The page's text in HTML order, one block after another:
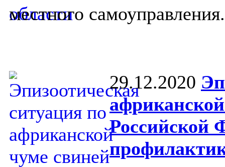
местного самоуправления.
29.12.2020
Российской